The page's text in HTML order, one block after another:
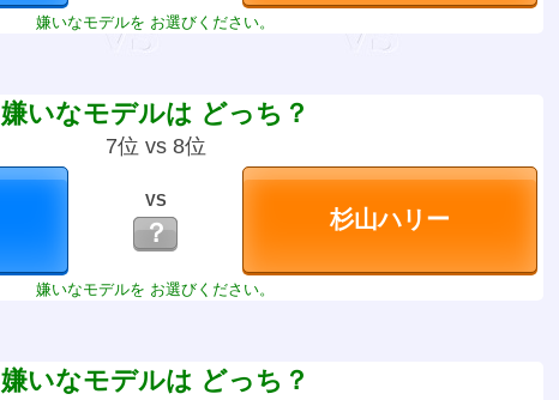
嫌いなモデルを お選びください。
嫌いなモデルは どっち？
7位 vs 8位
VS
？
嫌いなモデルを お選びください。
嫌いなモデルは どっち？